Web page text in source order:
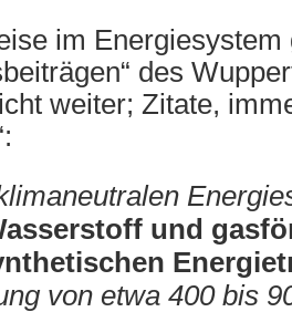
im Energiesystem
des
weiter; Zitate,
und
von etwa 400 bis